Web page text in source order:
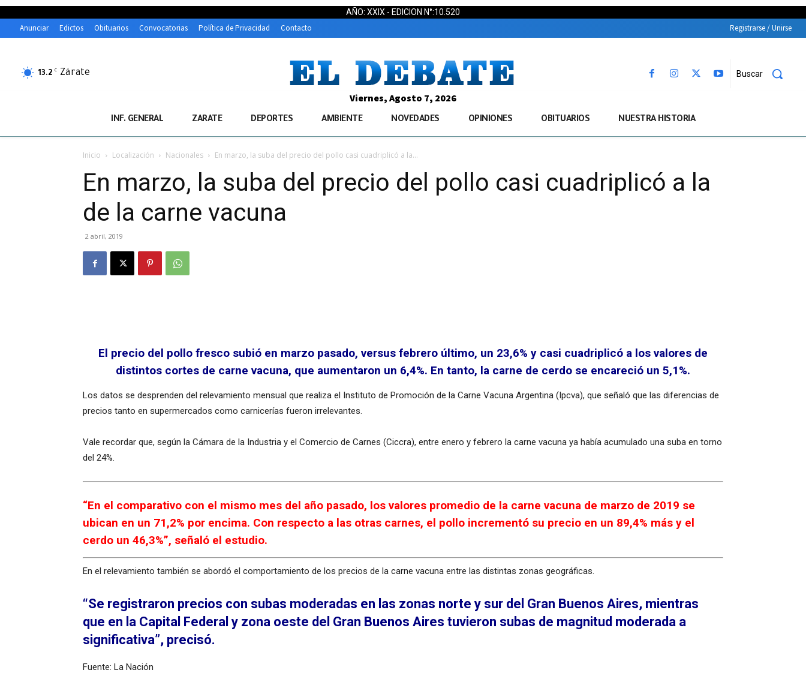
AÑO: XXIX - EDICION N°:10.520
Anunciar Edictos Obituarios Convocatorias Política de Privacidad Contacto Registrarse / Unirse
13.2 C Zárate Buscar
Viernes, Agosto 7, 2026
INF. GENERAL ZARATE DEPORTES AMBIENTE NOVEDADES OPINIONES OBITUARIOS NUESTRA HISTORIA
Inicio Localización Nacionales En marzo, la suba del precio del pollo casi cuadriplicó a la...
En marzo, la suba del precio del pollo casi cuadriplicó a la
de la carne vacuna
2 abril, 2019
El precio del pollo fresco subió en marzo pasado, versus febrero último, un 23,6% y casi cuadriplicó a los valores de
distintos cortes de carne vacuna, que aumentaron un 6,4%. En tanto, la carne de cerdo se encareció un 5,1%.
Los datos se desprenden del relevamiento mensual que realiza el Instituto de Promoción de la Carne Vacuna Argentina (Ipcva), que señaló que las diferencias de
precios tanto en supermercados como carnicerías fueron irrelevantes.
Vale recordar que, según la Cámara de la Industria y el Comercio de Carnes (Ciccra), entre enero y febrero la carne vacuna ya había acumulado una suba en torno
del 24%.
“En el comparativo con el mismo mes del año pasado, los valores promedio de la carne vacuna de marzo de 2019 se
ubican en un 71,2% por encima. Con respecto a las otras carnes, el pollo incrementó su precio en un 89,4% más y el
cerdo un 46,3%”, señaló el estudio.
En el relevamiento también se abordó el comportamiento de los precios de la carne vacuna entre las distintas zonas geográficas.
“Se registraron precios con subas moderadas en las zonas norte y sur del Gran Buenos Aires, mientras
que en la Capital Federal y zona oeste del Gran Buenos Aires tuvieron subas de magnitud moderada a
significativa”, precisó.
Fuente: La Nación